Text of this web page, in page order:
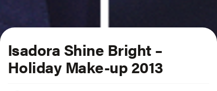
Isadora Shine Bright –
Holiday Make-up 2013